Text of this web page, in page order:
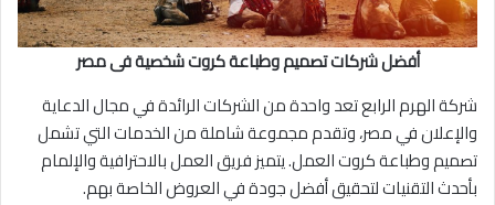
أفضل شركات تصميم وطباعة كروت شخصية فى مصر
شركة الهرم الرابع تعد واحدة من الشركات الرائدة في مجال الدعاية
والإعلان في مصر، وتقدم مجموعة شاملة من الخدمات التي تشمل
تصميم وطباعة كروت العمل. يتميز فريق العمل بالاحترافية والإلمام
بأحدث التقنيات لتحقيق أفضل جودة في العروض الخاصة بهم.